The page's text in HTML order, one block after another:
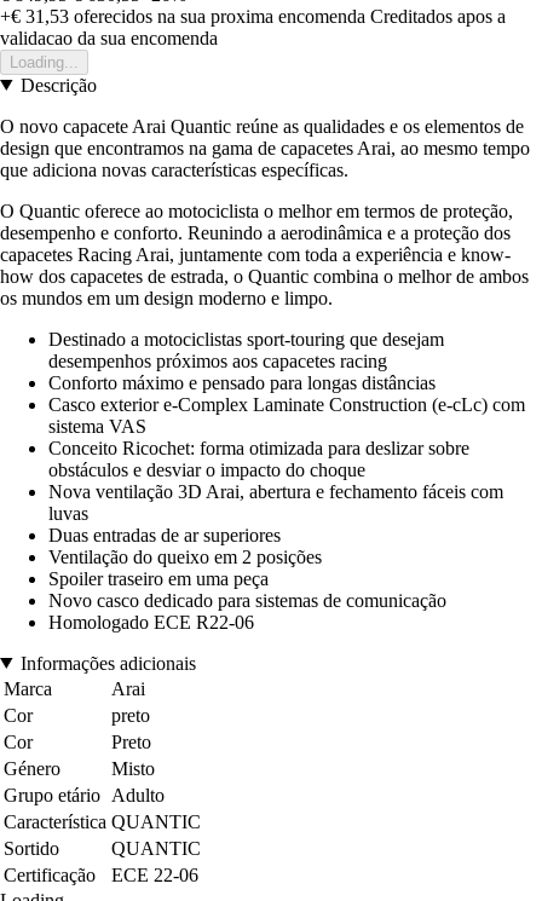
+€ 31,53 oferecidos na sua proxima encomenda Creditados apos a
validacao da sua encomenda
Loading...
Descrição
O novo capacete Arai Quantic reúne as qualidades e os elementos de
design que encontramos na gama de capacetes Arai, ao mesmo tempo
que adiciona novas características específicas.
O Quantic oferece ao motociclista o melhor em termos de proteção,
desempenho e conforto. Reunindo a aerodinâmica e a proteção dos
capacetes Racing Arai, juntamente com toda a experiência e know-
how dos capacetes de estrada, o Quantic combina o melhor de ambos
os mundos em um design moderno e limpo.
Destinado a motociclistas sport-touring que desejam
desempenhos próximos aos capacetes racing
Conforto máximo e pensado para longas distâncias
Casco exterior e-Complex Laminate Construction (e-cLc) com
sistema VAS
Conceito Ricochet: forma otimizada para deslizar sobre
obstáculos e desviar o impacto do choque
Nova ventilação 3D Arai, abertura e fechamento fáceis com
luvas
Duas entradas de ar superiores
Ventilação do queixo em 2 posições
Spoiler traseiro em uma peça
Novo casco dedicado para sistemas de comunicação
Homologado ECE R22-06
Informações adicionais
Marca
Arai
Cor
preto
Cor
Preto
Género
Misto
Grupo etário Adulto
Característica QUANTIC
Sortido
QUANTIC
Certificação
ECE 22-06